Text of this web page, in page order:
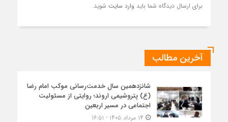
برای ارسال دیدگاه شما باید وارد سایت شوید.
آخرین مطالب
شانزدهمین سال خدمت‌رسانی موکب امام رضا
(ع) پتروشیمی اروند؛ روایتی از مسئولیت
اجتماعی در مسیر اربعین